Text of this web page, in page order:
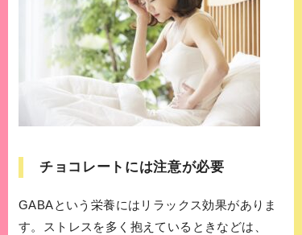
チョコレートには注意が必要
GABAという栄養にはリラックス効果がありま
す。ストレスを多く抱えているときなどは、